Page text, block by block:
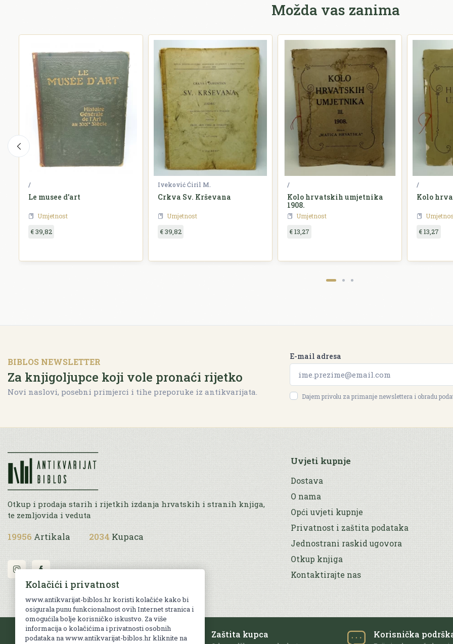
Možda vas zanima
/
Le musee d'art
Umjetnost
€ 39,82
Iveković Ćiril M.
Crkva Sv. Krševana
Umjetnost
€ 39,82
/
Kolo hrvatskih umjetnika
1908.
Umjetnost
€ 13,27
/
Kolo
€ 13,27
BIBLOS NEWSLETTER
Za knjigoljupce koji vole pronaći rijetko
Novi naslovi, posebni primjerci i tihe preporuke iz antikvarijata.
E-mail adresa
Dajem privolu za primanje newslettera i obradu
Otkup i prodaja starih i rijetkih izdanja hrvatskih i stranih knjiga,
te zemljovida i veduta
19956 Artikala 2034 Kupaca
Uvjeti kupnje
Dostava
O nama
Opći uvjeti kupnje
Privatnost i zaštita podataka
Jednostrani raskid ugovora
Otkup knjiga
Kontaktirajte nas
Besplatna dostava Zaštita kupca Korisnička
Kolačići i privatnost
www.antikvarijat-biblos.hr koristi kolačiće kako bi
osigurala punu funkcionalnost ovih Internet stranica i
omogućila bolje korisničko iskustvo. Za više
informacija o kolačićima i privatnosti osobnih
podataka na www.antikvarijat-biblos.hr kliknite na